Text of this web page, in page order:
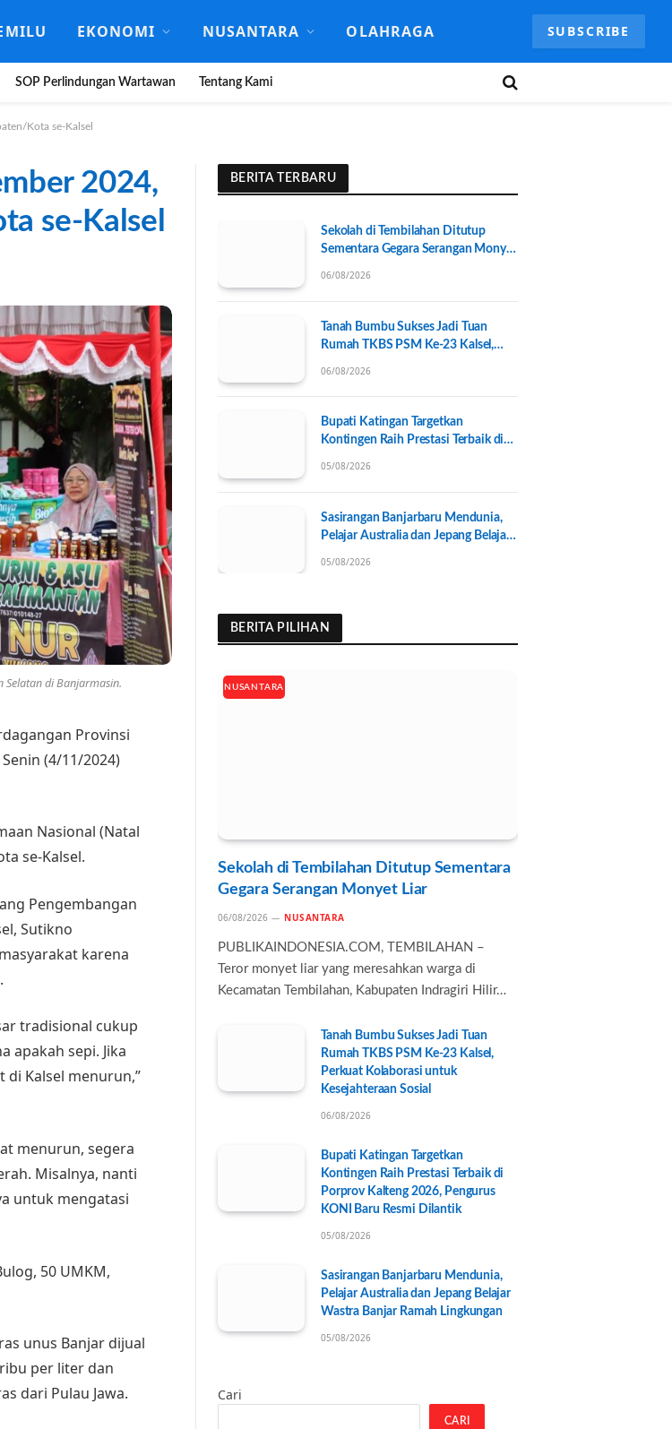
EKONOMI NUSANTARA OLAHRAGA SUBSCRIBE
SOP Perlindungan Wartawan Tentang Kami
Kota se-Kalsel
2024,
se-Kalsel
Selatan di Banjarmasin.
Provinsi
(4/11/2024)
Nasional (Natal
se-Kalsel.
Pengembangan
Sutikno
karena
tradisional cukup
apakah sepi. Jika
di Kalsel menurun,”
menurun, segera
Misalnya, nanti
untuk mengatasi
50 UMKM,
unus Banjar dijual
per liter dan
dari Pulau Jawa.
BERITA TERBARU
Sekolah di Tembilahan Ditutup
Sementara Gegara Serangan Monyet
06/08/2026
Tanah Bumbu Sukses Jadi Tuan
Rumah TKBS PSM Ke-23 Kalsel,
06/08/2026
Bupati Katingan Targetkan
Kontingen Raih Prestasi Terbaik di
05/08/2026
Sasirangan Banjarbaru Mendunia,
Pelajar Australia dan Jepang Belajar
05/08/2026
BERITA PILIHAN
NUSANTARA
Sekolah di Tembilahan Ditutup Sementara
Gegara Serangan Monyet Liar
06/08/2026 NUSANTARA
PUBLIKAINDONESIA.COM, TEMBILAHAN –
Teror monyet liar yang meresahkan warga di
Kecamatan Tembilahan, Kabupaten Indragiri Hilir…
Tanah Bumbu Sukses Jadi Tuan
Rumah TKBS PSM Ke-23 Kalsel,
Perkuat Kolaborasi untuk
Kesejahteraan Sosial
06/08/2026
Bupati Katingan Targetkan
Kontingen Raih Prestasi Terbaik di
Porprov Kalteng 2026, Pengurus
KONI Baru Resmi Dilantik
05/08/2026
Sasirangan Banjarbaru Mendunia,
Pelajar Australia dan Jepang Belajar
Wastra Banjar Ramah Lingkungan
05/08/2026
Cari
CARI